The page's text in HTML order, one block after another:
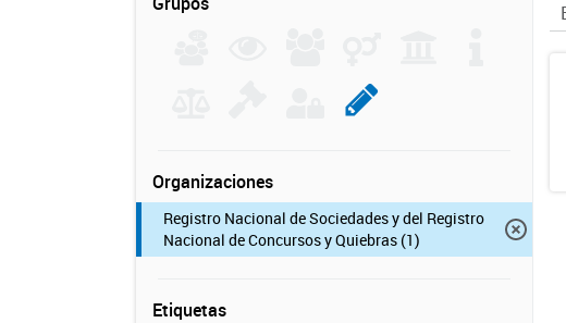
Organizaciones
Registro Nacional de Sociedades y del Registro
Nacional de Concursos y Quiebras (1)
Etiquetas